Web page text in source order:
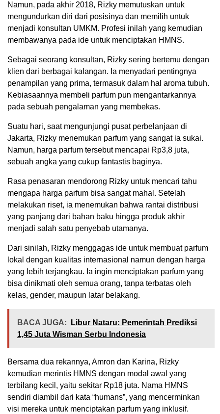
Namun, pada akhir 2018, Rizky memutuskan untuk
mengundurkan diri dari posisinya dan memilih untuk
menjadi konsultan UMKM. Profesi inilah yang kemudian
membawanya pada ide untuk menciptakan HMNS.
Sebagai seorang konsultan, Rizky sering bertemu dengan
klien dari berbagai kalangan. Ia menyadari pentingnya
penampilan yang prima, termasuk dalam hal aroma tubuh.
Kebiasaannya membeli parfum pun mengantarkannya
pada sebuah pengalaman yang membekas.
Suatu hari, saat mengunjungi pusat perbelanjaan di
Jakarta, Rizky menemukan parfum yang sangat ia sukai.
Namun, harga parfum tersebut mencapai Rp3,8 juta,
sebuah angka yang cukup fantastis baginya.
Rasa penasaran mendorong Rizky untuk mencari tahu
mengapa harga parfum bisa sangat mahal. Setelah
melakukan riset, ia menemukan bahwa rantai distribusi
yang panjang dari bahan baku hingga produk akhir
menjadi salah satu penyebab utamanya.
Dari sinilah, Rizky menggagas ide untuk membuat parfum
lokal dengan kualitas internasional namun dengan harga
yang lebih terjangkau. Ia ingin menciptakan parfum yang
bisa dinikmati oleh semua orang, tanpa terbatas oleh
kelas, gender, maupun latar belakang.
BACA JUGA:
Libur Nataru: Pemerintah Prediksi
1,45 Juta Wisman Serbu Indonesia
Bersama dua rekannya, Amron dan Karina, Rizky
kemudian merintis HMNS dengan modal awal yang
terbilang kecil, yaitu sekitar Rp18 juta. Nama HMNS
sendiri diambil dari kata “humans”, yang mencerminkan
visi mereka untuk menciptakan parfum yang inklusif.